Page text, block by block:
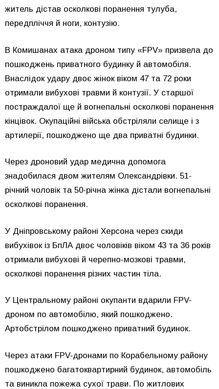
житель дістав осколкові поранення тулуба,
передпліччя й ноги, контузію.
В Комишанах атака дроном типу «FPV» призвела до
пошкоджень приватного будинку й автомобіля.
Внаслідок удару двоє жінок віком 47 та 72 роки
отримали вибухові травми й контузії. У старшої
постраждалої ще й вогнепальні осколкові поранення
кінцівок. Окупаційні війська обстріляли селище і з
артилерії, пошкоджено ще два приватні будинки.
Через дроновий удар медична допомога
знадобилася двом жителям Олександрівки. 51-
річний чоловік та 50-річна жінка дістали вогнепальні
осколкові поранення.
У Дніпровському районі Херсона через скиди
вибухівок із БпЛА двоє чоловіків віком 43 та 36 років
отримали вибухові й черепно-мозкові травми,
осколкові поранення різних частин тіла.
У Центральному районі окупанти вдарили FPV-
дроном по автомобілю, який пошкоджено.
Артобстрілом пошкоджено приватний будинок.
Через атаки FPV-дронами по Корабельному району
пошкоджено багатоквартирний будинок, автомобіль
та виникла пожежа сухої трави. По житлових